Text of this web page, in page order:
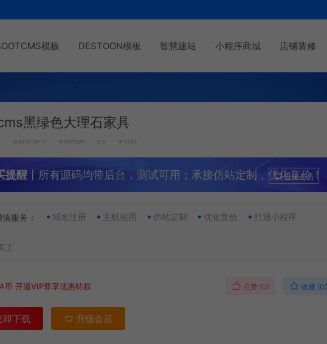
模板 DESTOON模板 智慧建站 小程序商城 店铺装修
黑绿色大理石家具
2023-04-11 ASPCMS 0 1,553
提醒 丨所有源码均带后台，测试可用；承接仿站定制，优化竞价！
升级会员
值服务： 域名注册 主机租用 仿站定制 优化竞价 打通小程序
工
A币开通VIP尊享优惠特权 点赞 (0) 收藏 (0)
即下载 升级会员